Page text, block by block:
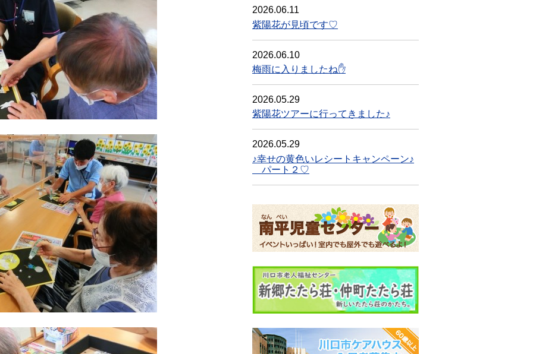
2026.06.11
紫陽花が見頃です♡
2026.06.10
梅雨に入りましたね✋
2026.05.29
紫陽花ツアーに行ってきました♪
2026.05.29
♪幸せの黄色いレシートキャンペーン♪
パート２♡